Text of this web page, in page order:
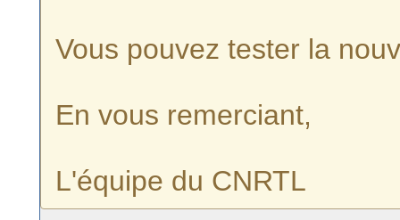
Vous pouvez tester la
En vous remerciant,
L'équipe du CNRTL